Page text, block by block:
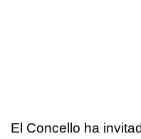
El Concello ha